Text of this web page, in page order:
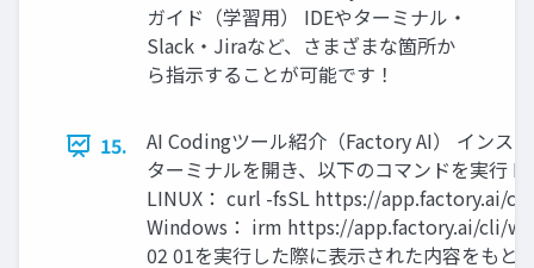
ガイド（学習用） IDEやターミナル・
Slack・Jiraなど、さまざまな箇所か
ら指示することが可能です！
15.
AI Codingツール紹介（Factory AI） インス
ターミナルを開き、以下のコマンドを実行
LINUX： curl -fsSL https://app.factory.ai/cli
Windows： irm https://app.factory.ai/cli/
02 01を実行した際に表示された内容をもと